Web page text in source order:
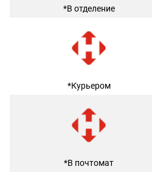
*В отделение
*Курьером
*В почтомат